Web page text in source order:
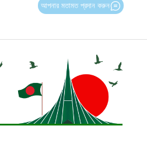
আপনার মতামত প্রদান করুন